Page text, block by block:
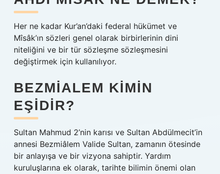
Her ne kadar Kur’an’daki federal hükümet ve
Mîsâk’ın sözleri genel olarak birbirlerinin dini
niteliğini ve bir tür sözleşme sözleşmesini
değiştirmek için kullanılıyor.
BEZMIALEM KIMIN
EŞIDIR?
Sultan Mahmud 2’nin karısı ve Sultan Abdülmecit’in
annesi Bezmiâlem Valide Sultan, zamanın ötesinde
bir anlayışa ve bir vizyona sahiptir. Yardım
kuruluşlarına ek olarak, tarihte bilimin önemi olan